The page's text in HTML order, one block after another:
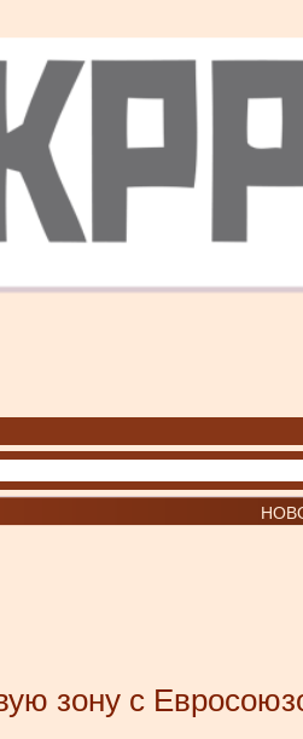
зону с